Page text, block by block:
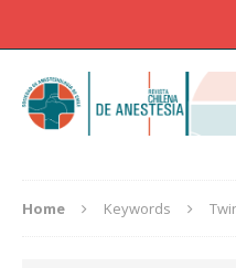
Home Keywords